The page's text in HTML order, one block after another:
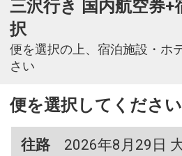
三沢行き 国内航空券+
択
便を選択の上、宿泊施設・ホ
さい
便を選択してください
往路
2026年8月29日